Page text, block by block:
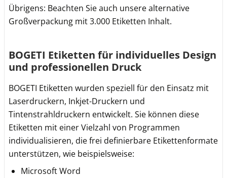
Übrigens: Beachten Sie auch unsere alternative
Großverpackung mit 3.000 Etiketten Inhalt.
BOGETI Etiketten für individuelles Design
und professionellen Druck
BOGETI Etiketten wurden speziell für den Einsatz mit
Laserdruckern, Inkjet-Druckern und
Tintenstrahldruckern entwickelt. Sie können diese
Etiketten mit einer Vielzahl von Programmen
individualisieren, die frei definierbare Etikettenformate
unterstützen, wie beispielsweise:
Microsoft Word